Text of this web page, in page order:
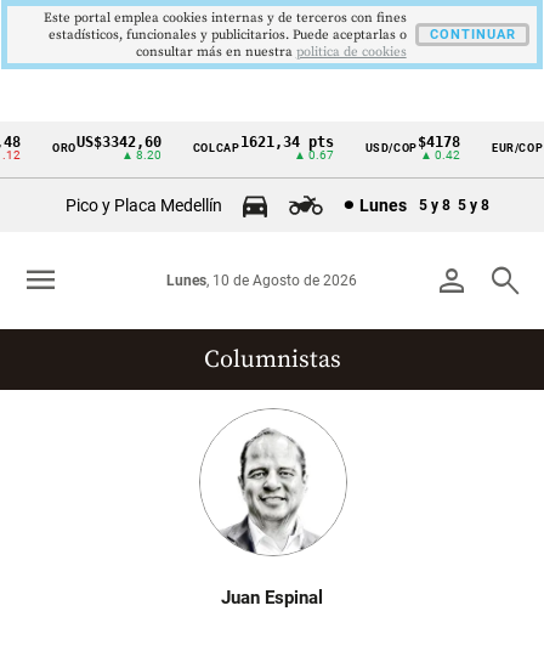
Cintillo
Colombia
OROUS$3342,60
▲ 8.20
COLCAP1621,34 pts
▲ 0.67
USD/COP$4178
▲ 0.42
EUR/COP
▼
Pico y Placa Medellín Lunes 5 y 8 5 y 8
person search
Lunes, 10 de Agosto de 2026
menu
Columnistas
Juan Espinal
Este portal emplea cookies internas y de terceros con fines
estadísticos, funcionales y publicitarios. Puede aceptarlas o
consultar más en nuestra politica de cookies
CONTINUAR